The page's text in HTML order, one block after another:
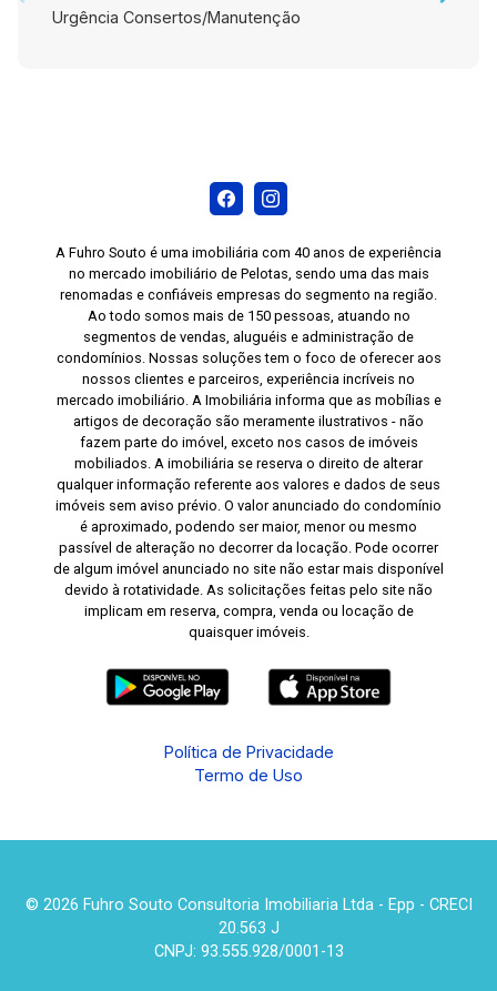
Urgência Consertos/Manutenção
A Fuhro Souto é uma imobiliária com 40 anos de experiência
no mercado imobiliário de Pelotas, sendo uma das mais
renomadas e confiáveis empresas do segmento na região.
Ao todo somos mais de 150 pessoas, atuando no
segmentos de vendas, aluguéis e administração de
condomínios. Nossas soluções tem o foco de oferecer aos
nossos clientes e parceiros, experiência incríveis no
mercado imobiliário. A Imobiliária informa que as mobílias e
artigos de decoração são meramente ilustrativos - não
fazem parte do imóvel, exceto nos casos de imóveis
mobiliados. A imobiliária se reserva o direito de alterar
qualquer informação referente aos valores e dados de seus
imóveis sem aviso prévio. O valor anunciado do condomínio
é aproximado, podendo ser maior, menor ou mesmo
passível de alteração no decorrer da locação. Pode ocorrer
de algum imóvel anunciado no site não estar mais disponível
devido à rotatividade. As solicitações feitas pelo site não
implicam em reserva, compra, venda ou locação de
quaisquer imóveis.
Política de Privacidade
Termo de Uso
© 2026 Fuhro Souto Consultoria Imobiliaria Ltda - Epp - CRECI
20.563 J
CNPJ: 93.555.928/0001-13